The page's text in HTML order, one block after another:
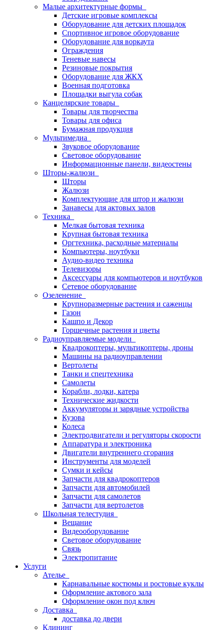
Малые архитектурные формы
Детские игровые комплексы
Оборудование для детских площадок
Спортивное игровое оборудование
Оборудование для воркаута
Ограждения
Теневые навесы
Резиновые покрытия
Оборудование для ЖКХ
Военная подготовка
Площадки выгула собак
Канцелярские товары
Товары для творчества
Товары для офиса
Бумажная продукция
Мультимедиа
Звуковое оборудование
Световое оборудование
Информационные панели, видеостены
Шторы-жалюзи
Шторы
Жалюзи
Комплектующие для штор и жалюзи
Занавесы для актовых залов
Техника
Мелкая бытовая техника
Крупная бытовая техника
Оргтехника, расходные материалы
Компьютеры, ноутбуки
Аудио-видео техника
Телевизоры
Аксессуары для компьютеров и ноутбуков
Сетевое оборудование
Озеленение
Крупноразмерные растения и саженцы
Газон
Кашпо и Декор
Горшечные растения и цветы
Радиоуправляемые модели
Квадрокоптеры, мультикоптеры, дроны
Машины на радиоуправлении
Вертолеты
Танки и спецтехника
Самолеты
Корабли, лодки, катера
Технические жидкости
Аккумуляторы и зарядные устройства
Кузова
Колеса
Электродвигатели и регуляторы скорости
Аппаратура и электроника
Двигатели внутреннего сгорания
Инструменты для моделей
Сумки и кейсы
Запчасти для квадрокоптеров
Запчасти для автомобилей
Запчасти для самолетов
Запчасти для вертолетов
Школьная телестудия
Вещание
Видеооборудование
Световое оборудование
Связь
Электропитание
Услуги
Ателье
Карнавальные костюмы и ростовые куклы
Оформление актового зала
Оформление окон под ключ
Доставка
доставка до двери
Клининг